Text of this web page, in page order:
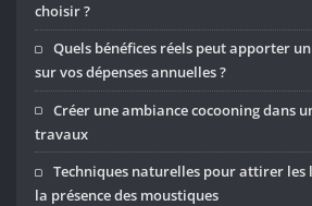
choisir ?
Quels bénéfices réels peut apporter
sur vos dépenses annuelles ?
Créer une ambiance cocooning dans
travaux
Techniques naturelles pour attirer
la présence des moustiques